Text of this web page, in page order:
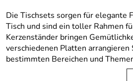
Die Tischsets sorgen für elegante
Tisch und sind ein toller Rahmen
Kerzenständer bringen
verschiedenen Platten arrangieren
bestimmten Bereichen und